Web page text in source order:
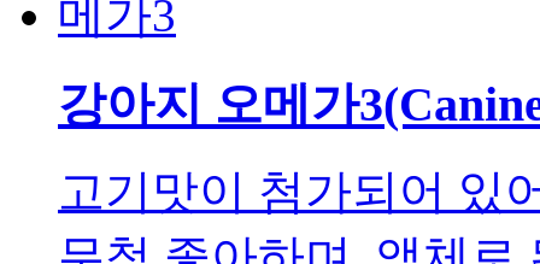
강아지 오메가
고기맛이 첨가되어 있